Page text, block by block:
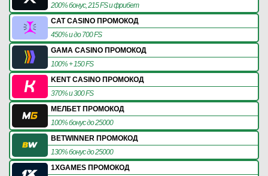
200% бонус, 215 FS и фрибет
CAT CASINO ПРОМОКОД
450% и до 700 FS
GAMA CASINO ПРОМОКОД
100% + 150 FS
KENT CASINO ПРОМОКОД
370% и 300 FS
МЕЛБЕТ ПРОМОКОД
100% бонус до 25000
BETWINNER ПРОМОКОД
130% бонус до 25000
1XGAMES ПРОМОКОД